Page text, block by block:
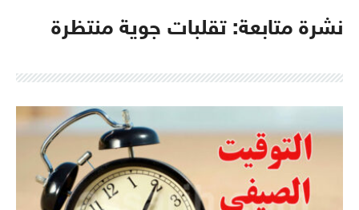
نشرة متابعة: تقلبات جوية منتظرة